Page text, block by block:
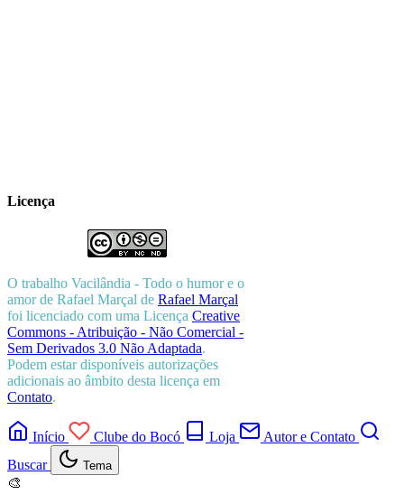
Licença
O trabalho Vacilândia - Todo o humor e o
amor de Rafael Marçal de Rafael Marçal
foi licenciado com uma Licença Creative
Commons - Atribuição - Não Comercial -
Sem Derivados 3.0 Não Adaptada.
Podem estar disponíveis autorizações
adicionais ao âmbito desta licença em
Contato.
Início Clube do Bocó Loja
Autor e Contato
Buscar
Tema
🎨